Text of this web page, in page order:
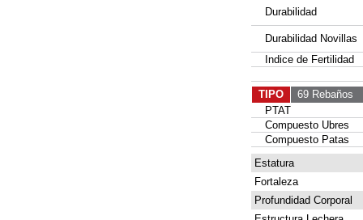
Durabilidad
Durabilidad Novillas
Indice de Fertilidad
TIPO 69 Rebaños
PTAT
Compuesto Ubres
Compuesto Patas
Estatura
Fortaleza
Profundidad Corporal